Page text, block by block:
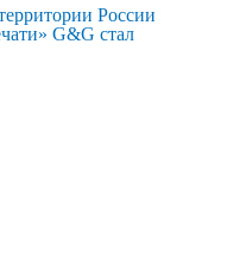
России
G&G стал